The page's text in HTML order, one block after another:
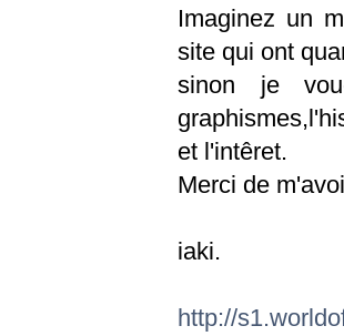
Imaginez un
site qui ont
sinon je
et l'intêret.
Merci de
iaki.
http://